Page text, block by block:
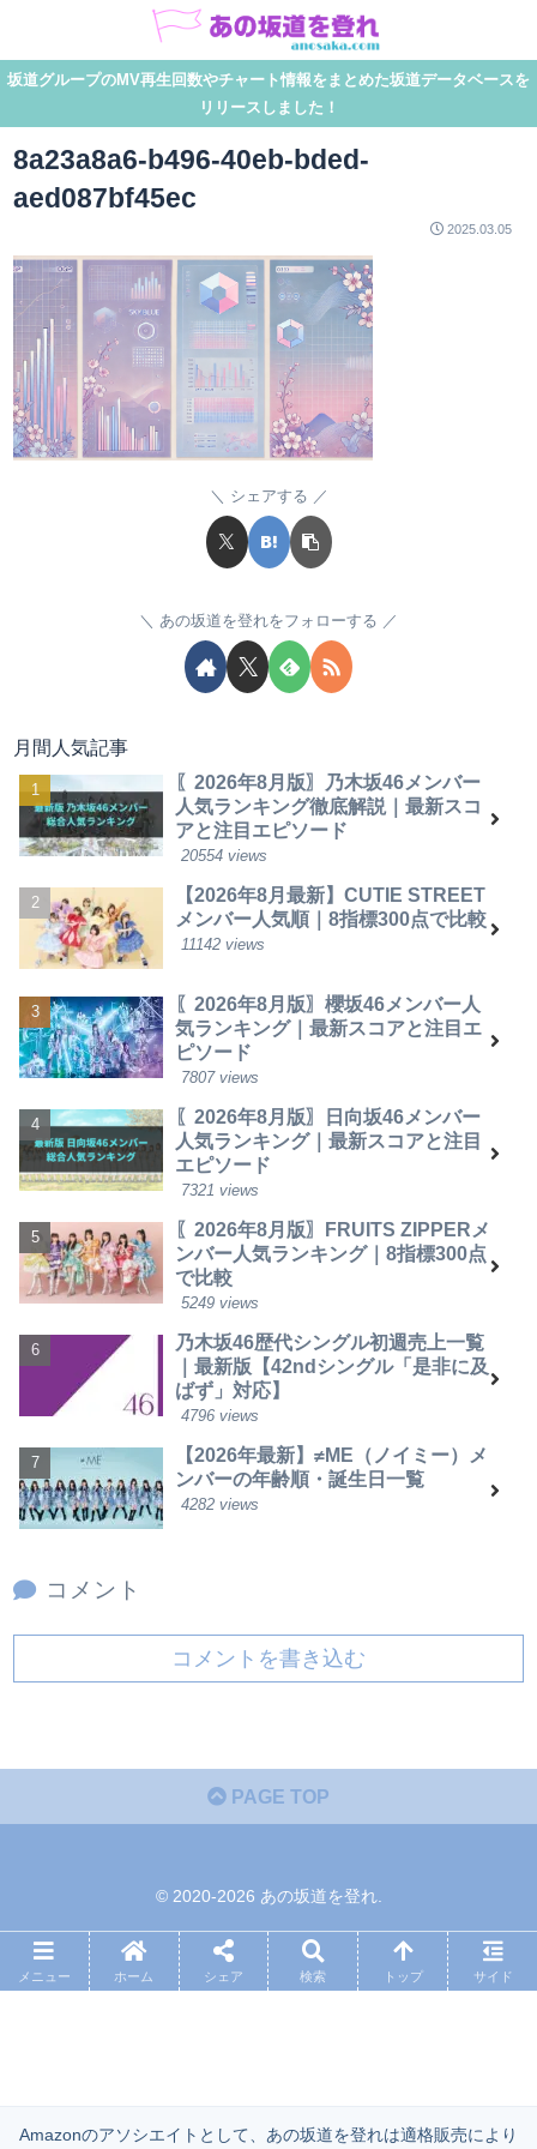
坂道グループのMV再生回数やチャート情報をまとめた坂道データベースを
リリースしました！
8a23a8a6-b496-40eb-bded-
aed087bf45ec
2025.03.05
シェアする
あの坂道を登れをフォローする
月間人気記事
〖2026年8月版〗乃木坂46メンバー
人気ランキング徹底解説｜最新スコ
アと注目エピソード
20554 views
【2026年8月最新】CUTIE STREET
メンバー人気順｜8指標300点で比較
11142 views
〖2026年8月版〗櫻坂46メンバー人
気ランキング｜最新スコアと注目エ
ピソード
7807 views
〖2026年8月版〗日向坂46メンバー
人気ランキング｜最新スコアと注目
エピソード
7321 views
〖2026年8月版〗FRUITS ZIPPERメ
ンバー人気ランキング｜8指標300点
で比較
5249 views
乃木坂46歴代シングル初週売上一覧
｜最新版【42ndシングル「是非に及
ばず」対応】
4796 views
【2026年最新】≠ME（ノイミー）メ
ンバーの年齢順・誕生日一覧
4282 views
コメント
コメントを書き込む
PAGE TOP
© 2020-2026 あの坂道を登れ.
メニュー ホーム シェア 検索 トップ サイド
Amazonのアソシエイトとして、あの坂道を登れは適格販売により